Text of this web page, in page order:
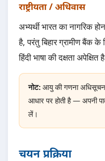
राष्ट्रीयता / अधिवास
अभ्यर्थी भारत का नागरिक
है, परंतु बिहार ग्रामीण बैंक
हिंदी भाषा की दक्षता अपेक्षित
नोट: आयु की गणना
आधार पर होती है — अपनी
लें।
चयन प्रक्रिया